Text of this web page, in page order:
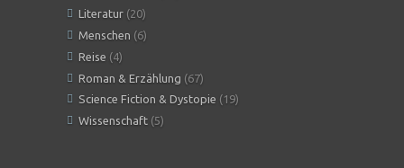
Literatur (20)
Menschen (6)
Reise (4)
Roman & Erzählung (67)
Science Fiction & Dystopie (19)
Wissenschaft (5)